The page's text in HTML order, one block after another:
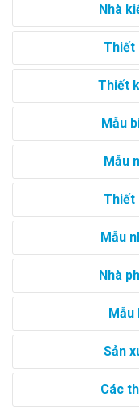
Nhà
Thiết
Thiết
Mẫu
Mẫu
Thiết
Mẫu
Nhà
Mẫu
Sản
Các